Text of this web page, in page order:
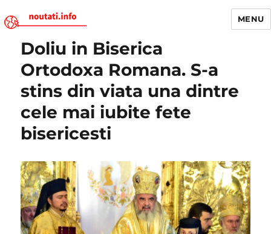
Noutati.Info
MENU
Doliu in Biserica
Ortodoxa Romana. S-a
stins din viata una dintre
cele mai iubite fete
bisericesti